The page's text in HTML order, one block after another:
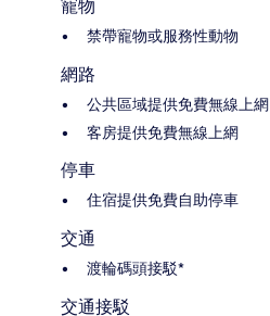
寵物
禁帶寵物或服務性動物
網路
公共區域提供免費無線上網
客房提供免費無線上網
停車
住宿提供免費自助停車
交通
渡輪碼頭接駁*
交通接駁